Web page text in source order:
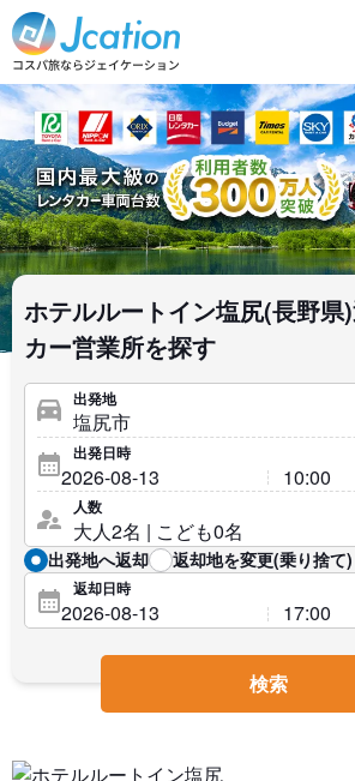
ホテルルートイン塩尻(長野県
カー営業所を探す
出発地
出発日時
人数
出発地へ返却 返却地を変更(乗り捨て)
返却日時
検索